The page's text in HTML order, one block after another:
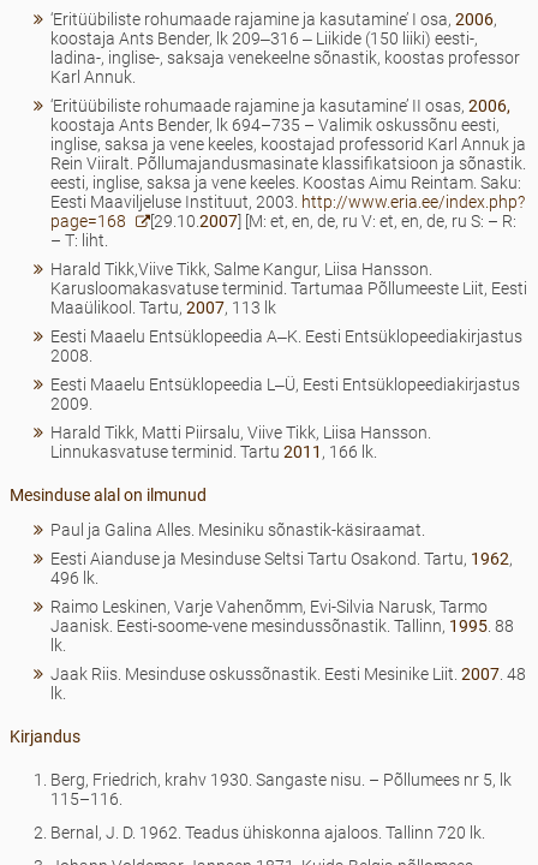
‘Eritüübiliste rohumaade rajamine ja kasutamine’ I osa, 2006,
koostaja Ants Bender, lk 209‒316 ‒ Liikide (150 liiki) eesti-,
ladina-, inglise-, saksaja venekeelne sõnastik, koostas professor
Karl Annuk.
‘Eritüübiliste rohumaade rajamine ja kasutamine’ II osas, 2006,
koostaja Ants Bender, lk 694–735 – Valimik oskussõnu eesti,
inglise, saksa ja vene keeles, koostajad professorid Karl Annuk ja
Rein Viiralt. Põllumajandusmasinate klassifikatsioon ja sõnastik.
eesti, inglise, saksa ja vene keeles. Koostas Aimu Reintam. Saku:
Eesti Maaviljeluse Instituut, 2003. http://www.eria.ee/index.php?
page=168
[29.10.2007] [M: et, en, de, ru V: et, en, de, ru S: – R:
– T: liht.
Harald Tikk,Viive Tikk, Salme Kangur, Liisa Hansson.
Karusloomakasvatuse terminid. Tartumaa Põllumeeste Liit, Eesti
Maaülikool. Tartu, 2007, 113 lk
Eesti Maaelu Entsüklopeedia A‒K. Eesti Entsüklopeediakirjastus
2008.
Eesti Maaelu Entsüklopeedia L‒Ü, Eesti Entsüklopeediakirjastus
2009.
Harald Tikk, Matti Piirsalu, Viive Tikk, Liisa Hansson.
Linnukasvatuse terminid. Tartu 2011 , 166 lk.
Mesinduse alal on ilmunud
Paul ja Galina Alles. Mesiniku sõnastik-käsiraamat.
Eesti Aianduse ja Mesinduse Seltsi Tartu Osakond. Tartu, 1962,
496 lk.
Raimo Leskinen, Varje Vahenõmm, Evi-Silvia Narusk, Tarmo
Jaanisk. Eesti-soome-vene mesindussõnastik. Tallinn, 1995 . 88
lk.
Jaak Riis. Mesinduse oskussõnastik. Eesti Mesinike Liit. 2007. 48
lk.
Kirjandus
Berg, Friedrich, krahv 1930. Sangaste nisu. – Põllumees nr 5, lk
115–116.
Bernal, J. D. 1962. Teadus ühiskonna ajaloos. Tallinn 720 lk.